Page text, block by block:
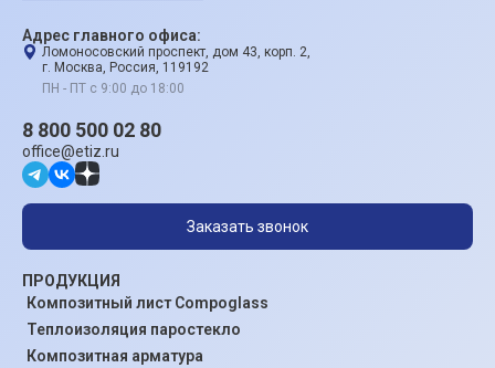
Адрес главного офиса:
Ломоносовский проспект, дом 43, корп. 2,
г. Москва, Россия, 119192
ПН - ПТ с 9:00 до 18:00
ПРОДУКЦИЯ
Композитный лист Compoglass
Теплоизоляция паростекло
Композитная арматура
8 800 500 02 80
office@etiz.ru
Заказать звонок